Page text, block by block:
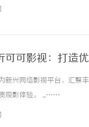
可可影视：打造
新兴网络影视平台，汇聚
观影体验。 ...……
武汉配眼镜 上海配眼镜